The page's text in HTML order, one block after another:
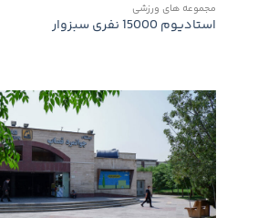
مجموعه های ورزشی
استادیوم 15000 نفری سبزوار